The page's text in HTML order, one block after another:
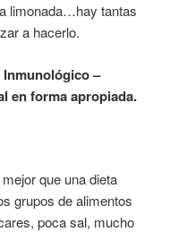
limonada…hay tantas
a hacerlo.
–
en forma apropiada.
que una dieta
grupos de alimentos
poca sal, mucho